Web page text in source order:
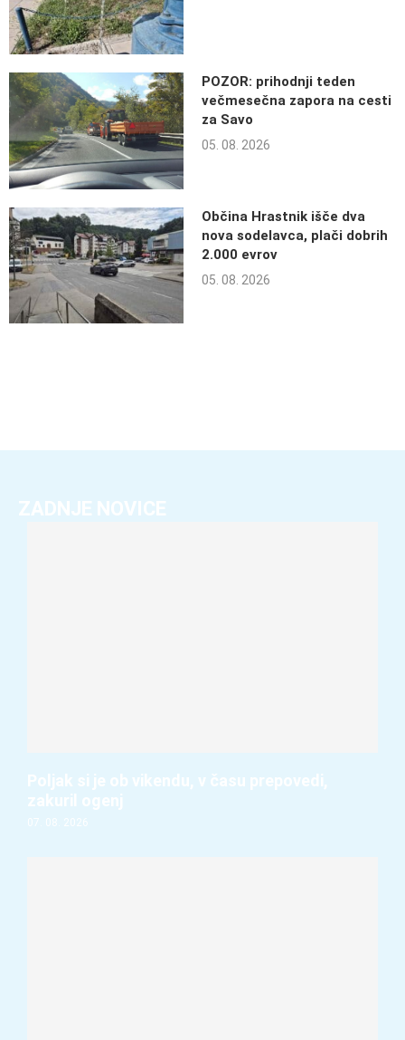
POZOR: prihodnji teden
večmesečna zapora na cesti
za Savo
05. 08. 2026
Občina Hrastnik išče dva
nova sodelavca, plači dobrih
2.000 evrov
05. 08. 2026
ZADNJE NOVICE
Poljak si je ob vikendu, v času prepovedi,
zakuril ogenj
07. 08. 2026